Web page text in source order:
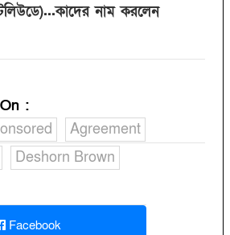
নাম করলেন
:
Agreement
Deshorn Brown
Facebook